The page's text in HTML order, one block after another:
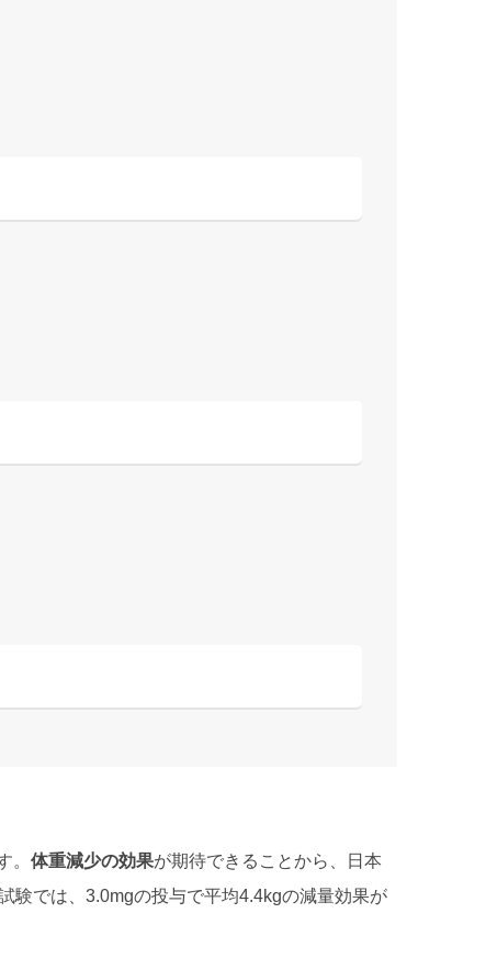
。 体重減少の効果が期待できることから、日本
験では、3.0mgの投与で平均4.4kgの減量効果が